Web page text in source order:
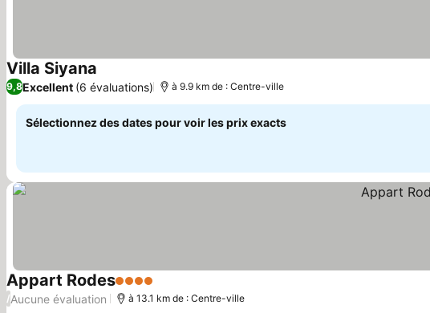
Villa Siyana
9,8Excellent (6 évaluations) à 9.9 km de : Centre-ville
Sélectionnez des dates pour voir les prix exacts
Appart Rodes4 Étoiles
/Aucune évaluation à 13.1 km de : Centre-ville